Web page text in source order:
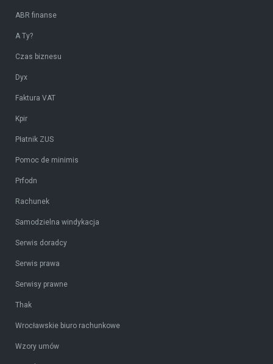
ABR finanse
A Ty?
Czas biznesu
Dyx
Faktura VAT
Kpir
Płatnik ZUS
Pomoc de minimis
Prfodn
Rachunek
Samodzielna windykacja
Serwis doradcy
Serwis prawa
Serwisy prawne
Thak
Wrocławskie biuro rachunkowe
Wzory umów